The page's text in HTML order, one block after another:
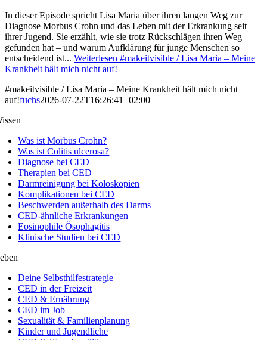
In dieser Episode spricht Lisa Maria über ihren langen Weg zur
Diagnose Morbus Crohn und das Leben mit der Erkrankung seit
ihrer Jugend. Sie erzählt, wie sie trotz Rückschlägen ihren Weg
gefunden hat – und warum Aufklärung für junge Menschen so
entscheidend ist... Weiterlesen #makeitvisible / Lisa Maria – Meine
Krankheit hält mich nicht auf!
#makeitvisible / Lisa Maria – Meine Krankheit hält mich nicht
auf!fuchs2026-07-22T16:26:41+02:00
Was ist Morbus Crohn?
Was ist Colitis ulcerosa?
Diagnose bei CED
Therapien bei CED
Darmreinigung bei Koloskopien
Komplikationen bei CED
Beschwerden außerhalb des Darms
CED-ähnliche Erkrankungen
Eosinophile Ösophagitis
Klinische Studien bei CED
Deine Selbsthilfestrategie
CED in der Freizeit
CED & Ernährung
CED im Job
Sexualität & Familienplanung
Kinder und Jugendliche